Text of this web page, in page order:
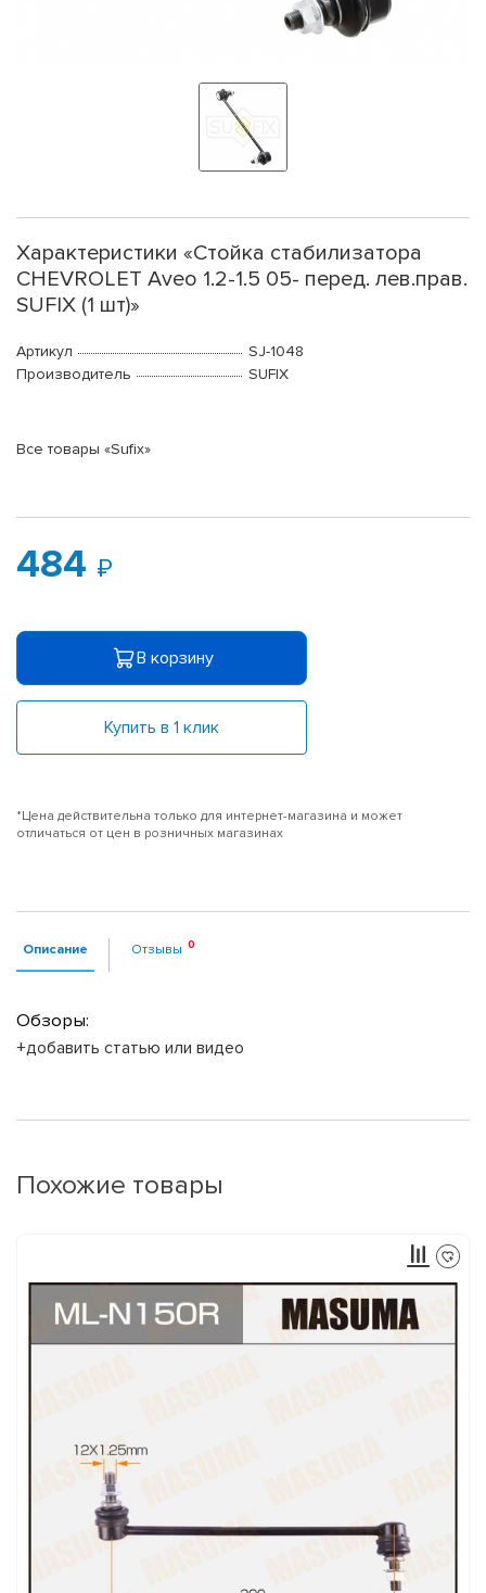
Характеристики «Стойка стабилизатора
CHEVROLET Aveo 1.2-1.5 05- перед. лев.прав.
SUFIX (1 шт)»
Артикул
SJ-1048
Производитель
SUFIX
Все товары «Sufix»
484
В корзину
Купить в 1 клик
*Цена действительна только для интернет-магазина и может
отличаться от цен в розничных магазинах
Описание Отзывы
Обзоры:
+добавить статью или видео
Похожие товары